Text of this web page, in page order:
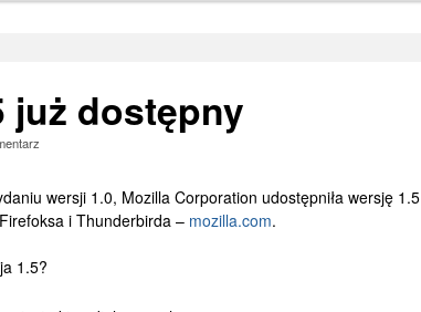
już dostępny
wersji 1.0, Mozilla Corporation udostępniła wersję 1.5
i Thunderbirda – mozilla.com.
1.5?